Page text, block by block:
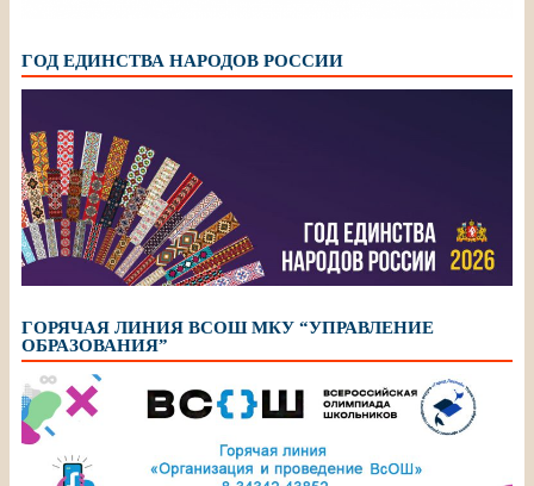
ГОД ЕДИНСТВА НАРОДОВ РОССИИ
ГОРЯЧАЯ ЛИНИЯ ВСОШ МКУ “УПРАВЛЕНИЕ
ОБРАЗОВАНИЯ”